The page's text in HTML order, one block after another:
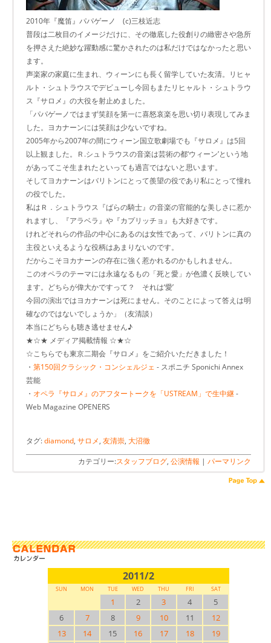
2010年『魔笛』パパゲーノ (c)三枝近志
普段は二枚目のイメージだけに、その徹底した役創りの緻密さや急所
を押さえた絶妙な躍動感に驚かされたのは私だけではなかったと思い
ます。
声楽家の家庭に生まれ、ウィーンにも長く留学していた友清。リヒャ
ルト・シュトラウスでデビューし今回もまたリヒャルト・シュトラウ
ス『サロメ』の大役を射止めました。
「パパゲーノではまず笑顔を第一に喜怒哀楽を思い切り表現してみま
した。ヨカナーンには笑顔は少ないですね。
2005年から2007年の間にウィーン国立歌劇場でも『サロメ』は5回
以上観ました。Ｒ.シュトラウスの音楽は芸術の都‘ウィーン’という地
があってこそ生まれたといっても過言ではないと思います。
そしてヨカナーンはバリトンにとって羨望の役であり私にとって憧れ
の役でした。
私はＲ．シュトラウス『ばらの騎士』の音楽の官能的な美しさに惹か
れますし、『アラベラ』や『カプリッチョ』も大好きです。
けれどそれらの作品の中心にあるのは女性であって、バリトンに真の
主役といえるような役柄はあまりないのです。
だからこそヨカナーンの存在に強く惹かれるのかもしれません。
このオペラのテーマには永遠なるもの「死と愛」が色濃く反映してい
ます。どちらが偉大かですって？ それは‘愛’
今回の演出ではヨカナーンは死にません。そのことによって答えは明
確なのではないでしょうか」（友清談）
本当にどちらも聴き逃せません♪
★☆★ メディア掲載情報 ☆★☆
☆こちらでも東京二期会『サロメ』をご紹介いただきました！
・ 第150回クラシック・コンシェルジェ - スポニチ Sponichi Annex
芸能
・ オペラ『サロメ』のアフタートークを「USTREAM」で生中継-
Web Magazine OPENERS
タグ:diamond, サロメ, 友清崇, 大沼徹
カテゴリー:スタッフブログ, 公演情報 | パーマリンク
2011/2
SUN MON TUE WED THU FRI SAT
1 2 3 4
5
6
7 8 9 10 11
12
13
14 15 16 17 18
19